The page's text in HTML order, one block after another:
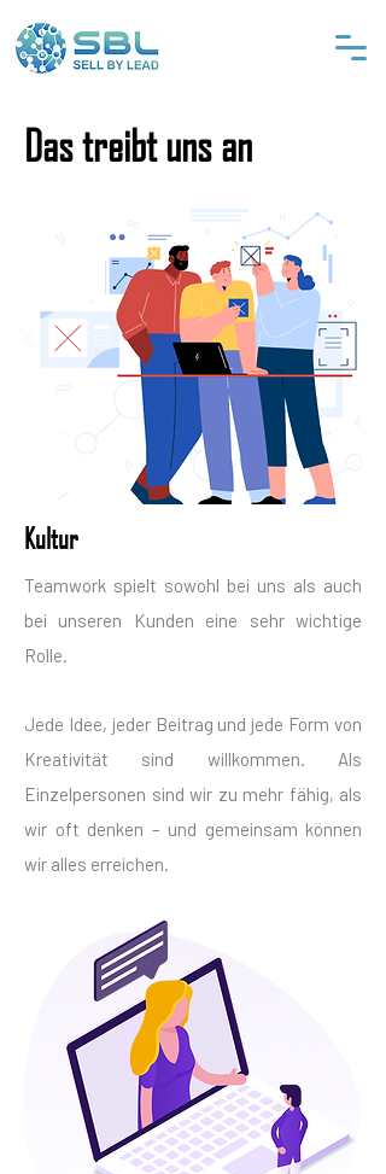
Das treibt uns an
Kultur
Teamwork spielt sowohl bei uns als auch
bei unseren Kunden eine sehr wichtige
Rolle.
Jede Idee, jeder Beitrag und jede Form von
Kreativität sind willkommen. Als
Einzelpersonen sind wir zu mehr fähig, als
wir oft denken – und gemeinsam können
wir alles erreichen.